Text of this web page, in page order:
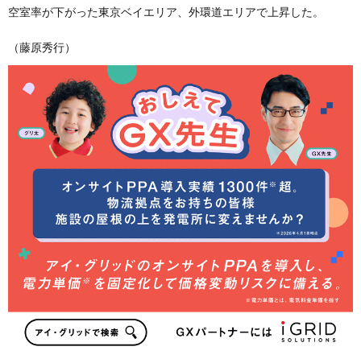
空室率が下がった東京ベイエリア、外環道エリアで上昇した。
（藤原秀行）